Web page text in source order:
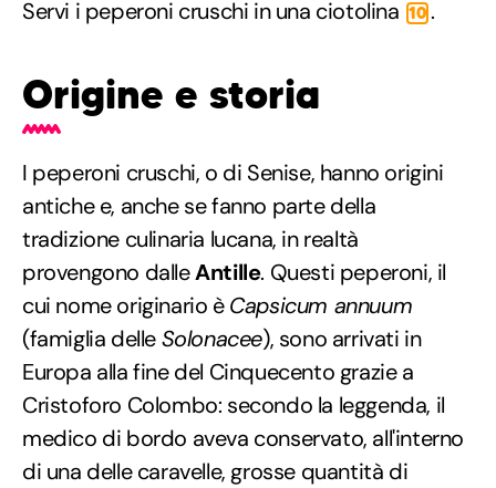
Servi i peperoni cruschi in una ciotolina 10 .
Origine e storia
I peperoni cruschi, o di Senise, hanno origini
antiche e, anche se fanno parte della
tradizione culinaria lucana, in realtà
provengono dalleAntille. Questi peperoni, il
cui nome originario èCapsicum annuum
(famiglia delleSolonacee), sono arrivati in
Europa alla fine del Cinquecento grazie a
Cristoforo Colombo: secondo la leggenda, il
medico di bordo aveva conservato, all'interno
di una delle caravelle, grosse quantità di